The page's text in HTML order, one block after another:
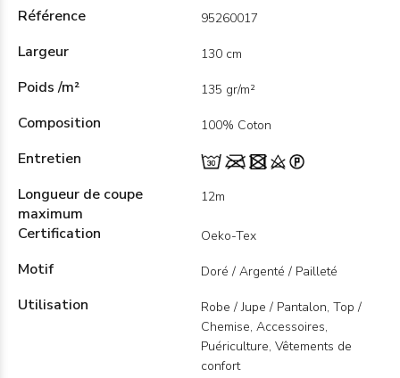
Référence 95260017
Largeur 130 cm
Poids /m² 135 gr/m²
Composition 100% Coton
Entretien
Longueur de coupe
maximum
12m
Certification Oeko-Tex
Motif Doré / Argenté / Pailleté
Utilisation
Robe / Jupe / Pantalon, Top /
Chemise, Accessoires,
Puériculture, Vêtements de
confort